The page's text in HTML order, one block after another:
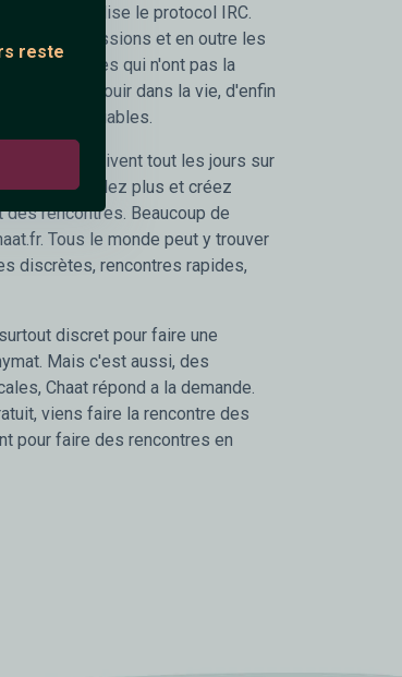
reste
qui utilise le protocol IRC.
les discussions et en outre les
personnes qui n'ont pas la
et de s'épanouir dans la vie, d'enfin
inoubliables.
arrivent tout les jours sur
n'attendez plus et créez
rencontres. Beaucoup de
Tous le monde peut y trouver
discrètes, rencontres rapides,
discret pour faire une
Mais c'est aussi, des
Chaat répond a la demande.
viens faire la rencontre des
pour faire des rencontres en